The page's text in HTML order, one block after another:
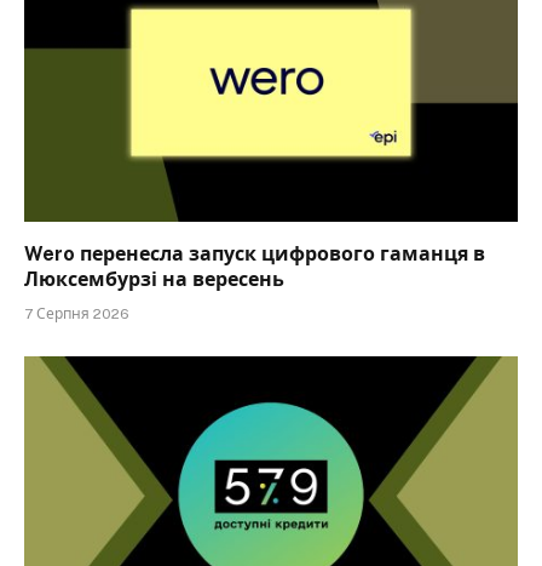
Wero перенесла запуск цифрового гаманця в
Люксембурзі на вересень
7 Серпня 2026